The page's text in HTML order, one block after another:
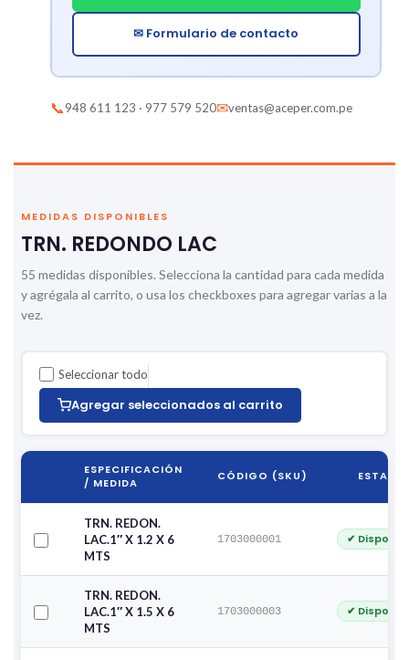
✉ Formulario de contacto
📞948 611 123 · 977 579 520✉ventas@aceper.com.pe
MEDIDAS DISPONIBLES
TRN. REDONDO LAC
55 medidas disponibles. Selecciona la cantidad para cada medida
y agrégala al carrito, o usa los checkboxes para agregar varias a la
vez.
Seleccionar todo
Agregar seleccionados al carrito
ESPECIFICACIÓN
/ MEDIDA
CÓDIGO (SKU) ESTADO
TRN. REDON.
LAC.1″ X 1.2 X 6
MTS
1703000001 ✔
TRN. REDON.
LAC.1″ X 1.5 X 6
MTS
1703000003 ✔